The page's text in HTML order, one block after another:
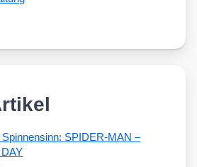
Spinnensinn: SPIDER-MAN –